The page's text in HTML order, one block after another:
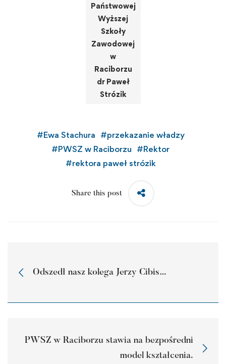
Państwowej
Wyższej
Szkoły
Zawodowej
w
Raciborzu
dr Paweł
Strózik
#Ewa Stachura #przekazanie władzy
#PWSZ w Raciborzu #Rektor
#rektora paweł strózik
Share this post
Odszedł nasz kolega Jerzy Cibis…
PWSZ w Raciborzu stawia na bezpośredni
model kształcenia.